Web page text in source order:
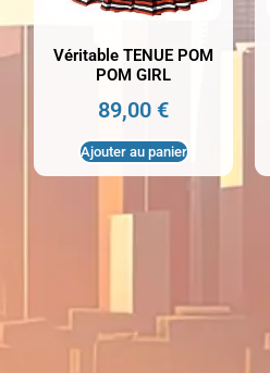
Véritable TENUE POM
POM GIRL
89,00€
Ajouter au panier